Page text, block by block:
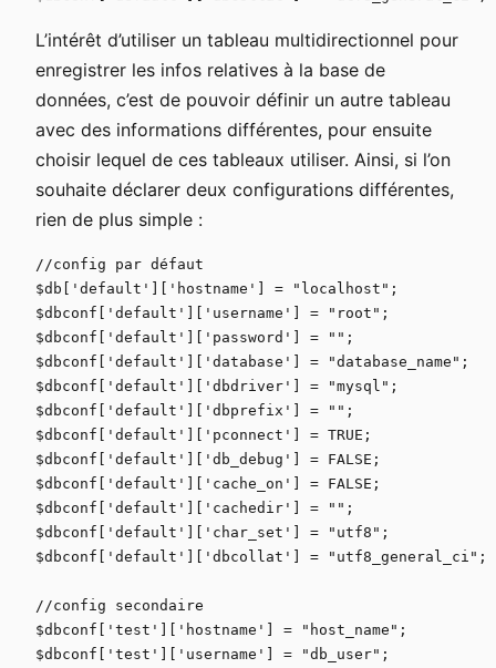
L’intérêt d’utiliser un tableau multidirectionnel pour
enregistrer les infos relatives à la base de
données, c’est de pouvoir définir un autre tableau
avec des informations différentes, pour ensuite
choisir lequel de ces tableaux utiliser. Ainsi, si l’on
souhaite déclarer deux configurations différentes,
rien de plus simple :
//config par défaut
$db['default']['hostname'] = "localhost";
$dbconf['default']['username'] = "root";
$dbconf['default']['password'] = "";
$dbconf['default']['database'] = "database_name";
$dbconf['default']['dbdriver'] = "mysql";
$dbconf['default']['dbprefix'] = "";
$dbconf['default']['pconnect'] = TRUE;
$dbconf['default']['db_debug'] = FALSE;
$dbconf['default']['cache_on'] = FALSE;
$dbconf['default']['cachedir'] = "";
$dbconf['default']['char_set'] = "utf8";
$dbconf['default']['dbcollat'] = "utf8_general_ci";
//config secondaire
$dbconf['test']['hostname'] = "host_name";
$dbconf['test']['username'] = "db_user";